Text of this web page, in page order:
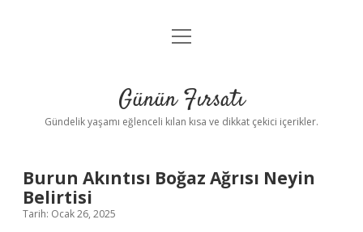
Anasayfa
Yasal Uyarı
menüyü
Günün Fırsatı
Gündelik yaşamı eğlenceli kılan kısa ve dikkat çekici içerikler.
Burun Akıntısı Boğaz Ağrısı Neyin
Belirtisi
Tarih: Ocak 26, 2025